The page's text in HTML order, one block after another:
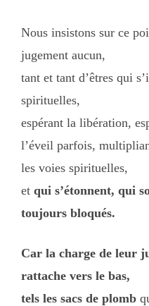
Nous insistons sur ce
jugement aucun,
tant et tant d’êtres qui
spirituelles,
espérant la libération,
l’éveil parfois,
les voies spirituelles,
et qui s’étonnent, qui
toujours bloqués.
Car la charge de leur
rattache vers le bas,
tels les sacs de plomb